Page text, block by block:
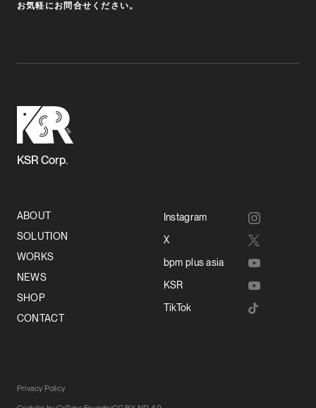
お気軽にお問合せください。
KSR Corp.
ABOUT
SOLUTION
WORKS
NEWS
SHOP
CONTACT
Instagram
X
bpm plus asia
KSR
TikTok
Privacy Policy